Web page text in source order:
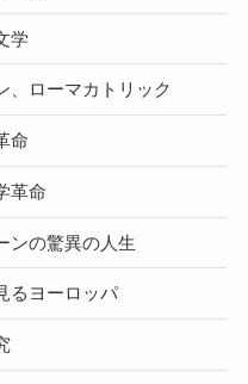
学
、ローマカトリック
命
革命
ンの驚異の人生
るヨーロッパ